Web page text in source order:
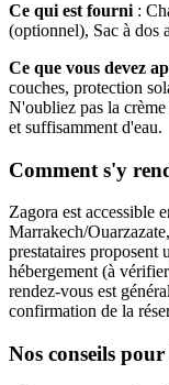
Ce qui est fourni :
(optionnel), Sac à dos
Ce que vous devez
couches, protection
N'oubliez pas la
et suffisamment d'eau.
Comment s'y
Zagora est accessible
Marrakech/
prestataires proposent
hébergement (à
rendez-vous est
confirmation de la
Nos conseils